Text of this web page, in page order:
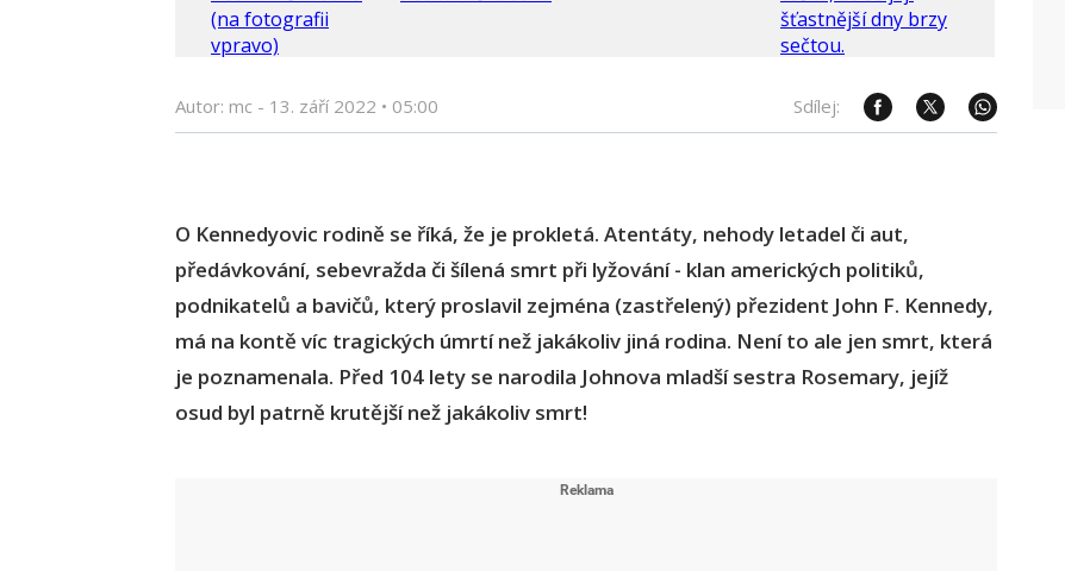
Autor: mc - 13. září 2022 • 05:00 Sdílej:
O Kennedyovic rodině se říká, že je prokletá. Atentáty, nehody letadel či aut,
předávkování, sebevražda či šílená smrt při lyžování - klan amerických politiků,
podnikatelů a bavičů, který proslavil zejména (zastřelený) přezident John F. Kennedy,
má na kontě víc tragických úmrtí než jakákoliv jiná rodina. Není to ale jen smrt, která
je poznamenala. Před 104 lety se narodila Johnova mladší sestra Rosemary, jejíž
osud byl patrně krutější než jakákoliv smrt!